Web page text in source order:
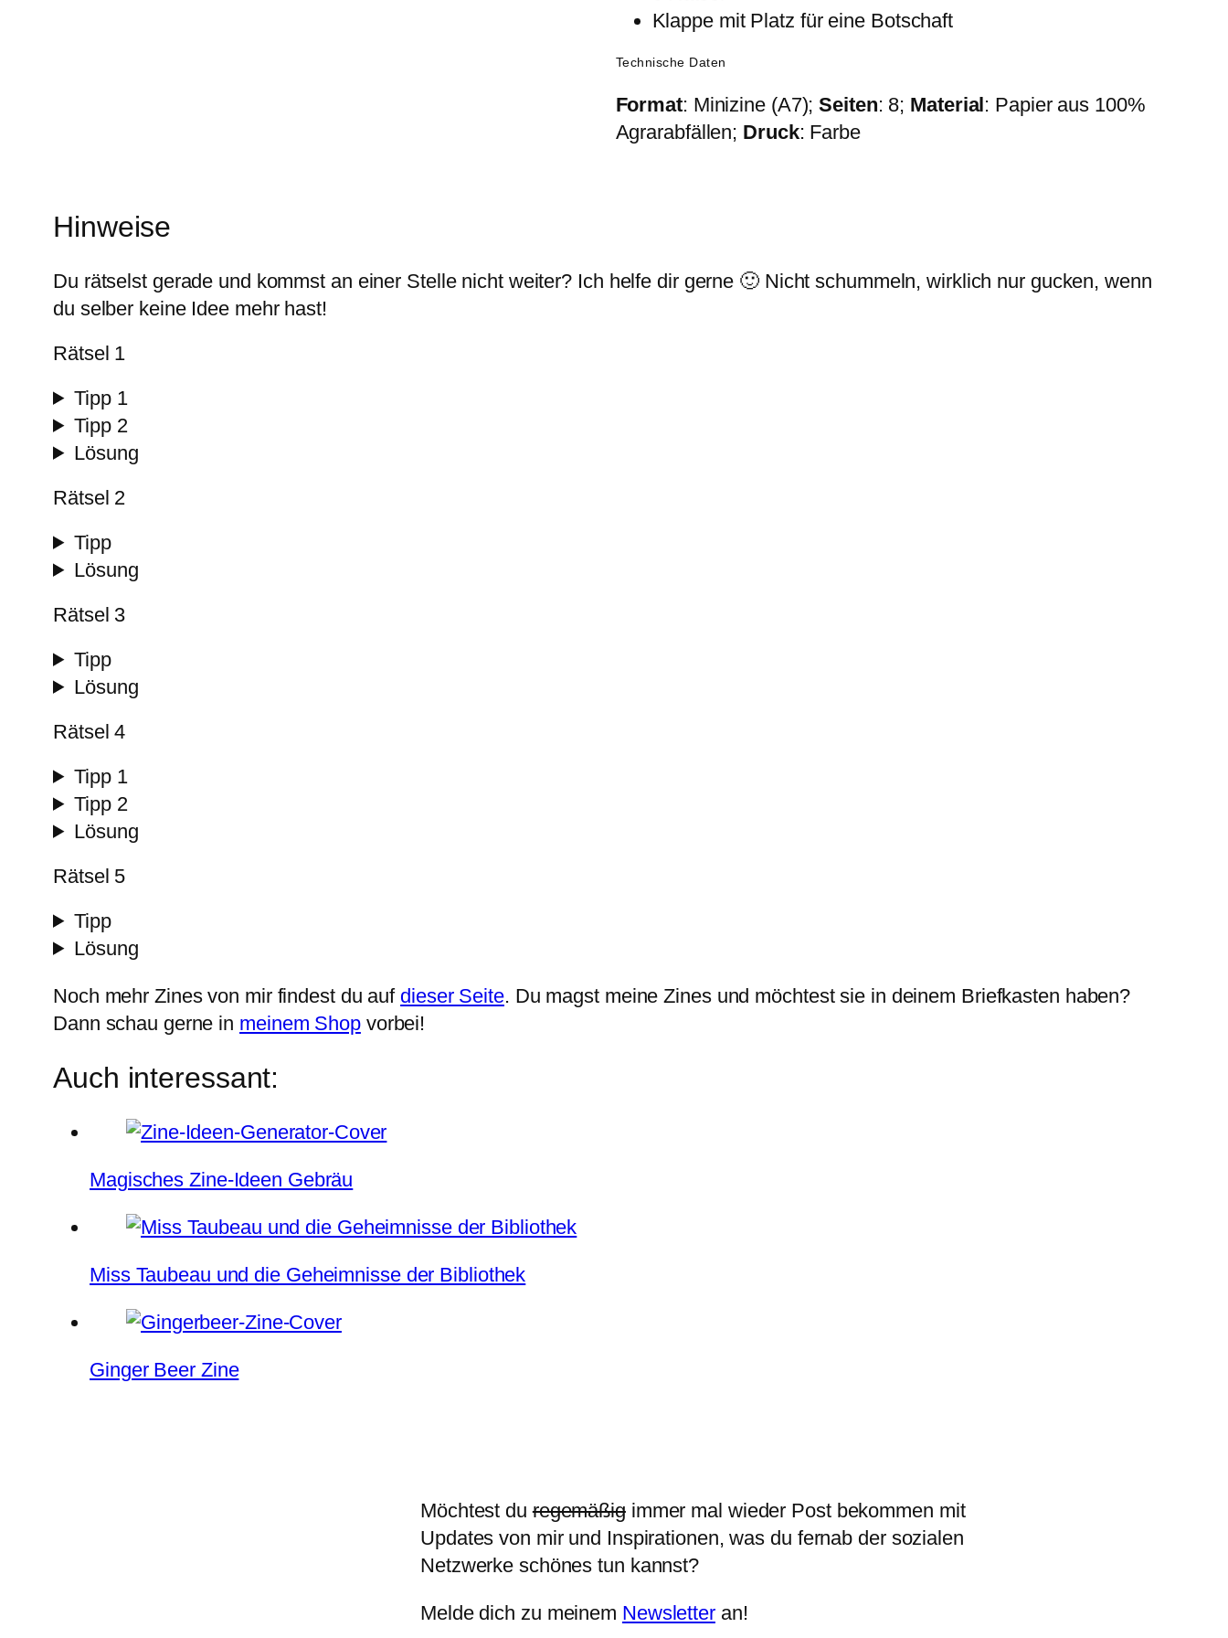
Klappe mit Platz für eine Botschaft
Technische Daten
Format: Minizine (A7);Seiten: 8; Material: Papier aus 100%
Agrarabfällen; Druck: Farbe
Hinweise
Du rätselst gerade und kommst an einer Stelle nicht weiter? Ich helfe dir gerne 🙂 Nicht schummeln, wirklich nur gucken, wenn
du selber keine Idee mehr hast!
Rätsel 1
Tipp 1
Tipp 2
Lösung
Rätsel 2
Tipp
Lösung
Rätsel 3
Tipp
Lösung
Rätsel 4
Tipp 1
Tipp 2
Lösung
Rätsel 5
Tipp
Lösung
Noch mehr Zines von mir findest du auf dieser Seite. Du magst meine Zines und möchtest sie in deinem Briefkasten haben?
Dann schau gerne in meinem Shopvorbei!
Auch interessant:
Magisches Zine-Ideen Gebräu
Miss Taubeau und die Geheimnisse der Bibliothek
Ginger Beer Zine
Möchtest duregemäßigimmer mal wieder Post bekommen mit
Updates von mir und Inspirationen, was du fernab der sozialen
Netzwerke schönes tun kannst?
Melde dich zu meinem Newsletteran!